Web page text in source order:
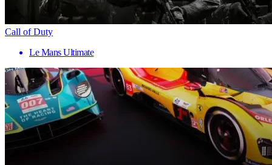
Call of Duty
Le Mans Ultimate